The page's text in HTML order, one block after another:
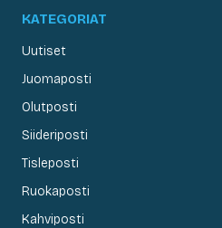
KATEGORIAT
Uutiset
Juomaposti
Olutposti
Siideriposti
Tisleposti
Ruokaposti
Kahviposti